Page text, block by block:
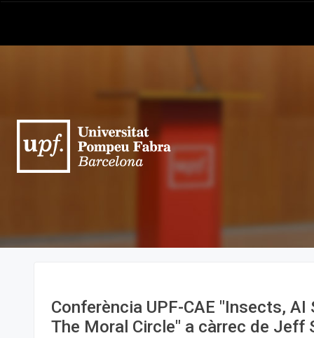
Conferència UPF-CAE "Insects, AI
The Moral Circle" a càrrec de Jeff